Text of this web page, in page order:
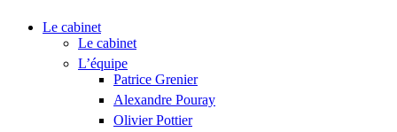
Le cabinet
Le cabinet
L’équipe
Patrice Grenier
Alexandre Pouray
Olivier Pottier